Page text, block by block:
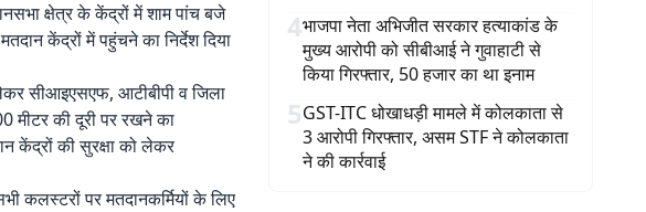
क्षेत्र के केंद्रों में शाम पांच बजे
केंद्रों में पहुंचने का निर्देश दिया
सीआइएसएफ, आटीबीपी व जिला
मीटर की दूरी पर रखने का
केंद्रों की सुरक्षा को लेकर
कलस्टरों पर मतदानकर्मियों के लिए
4भाजपा नेता अभिजीत सरकार हत्याकांड के
मुख्य आरोपी को सीबीआई ने गुवाहाटी से
किया गिरफ्तार, 50 हजार का था इनाम
5GST-ITC धोखाधड़ी मामले में कोलकाता से
3 आरोपी गिरफ्तार, असम STF ने कोलकाता
ने की कार्रवाई